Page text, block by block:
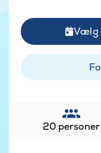
Vælg
20 personer